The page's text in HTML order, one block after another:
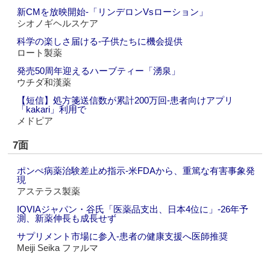
新CMを放映開始‐「リンデロンVsローション」
シオノギヘルスケア
科学の楽しさ届ける‐子供たちに機会提供
ロート製薬
発売50周年迎えるハーブティー「湧泉」
ウチダ和漢薬
【短信】処方箋送信数が累計200万回‐患者向けアプリ
「kakari」利用で
メドピア
7面
ポンぺ病薬治験差止め指示‐米FDAから、重篤な有害事象発
現
アステラス製薬
IQVIAジャパン・谷氏「医薬品支出、日本4位に」‐26年予
測、新薬伸長も成長せず
サプリメント市場に参入‐患者の健康支援へ医師推奨
Meiji Seika ファルマ